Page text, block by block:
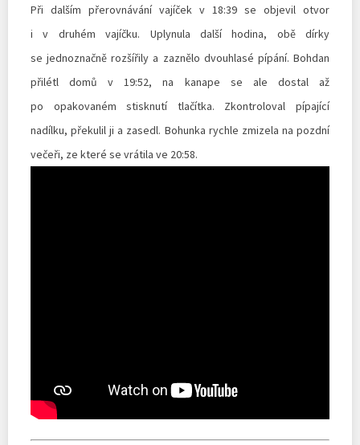
Při dalším přerovnávání vajíček v 18:39 se objevil otvor
i v druhém vajíčku. Uplynula další hodina, obě dírky
se jednoznačně rozšířily a zaznělo dvouhlasé pípání. Bohdan
přilétl domů v 19:52, na kanape se ale dostal až
po opakovaném stisknutí tlačítka. Zkontroloval pípající
nadílku, překulil ji a zasedl. Bohunka rychle zmizela na pozdní
večeři, ze které se vrátila ve 20:58.